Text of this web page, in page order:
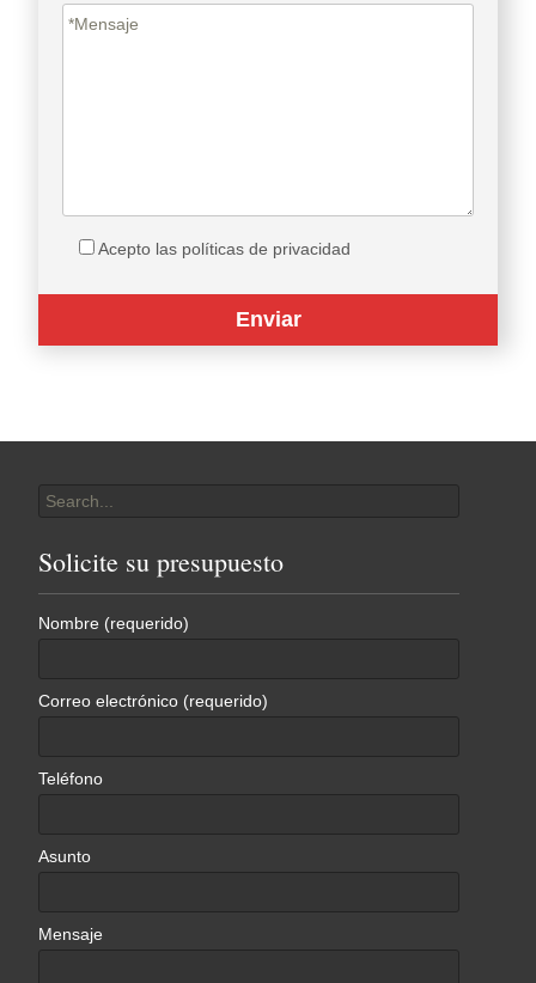
Acepto las políticas de privacidad
for:
Solicite su presupuesto
Nombre (requerido)
Correo electrónico (requerido)
Teléfono
Asunto
Mensaje